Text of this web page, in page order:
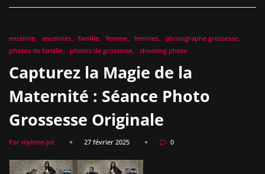
enceinte enceintes famille femme femmes
photographe grossesse
photos de famille
photos de grossesse shooting photo
Capturez la Magie de la
Maternité : Séance Photo
Grossesse Originale
Par mylene-jot 27 février 2025 0